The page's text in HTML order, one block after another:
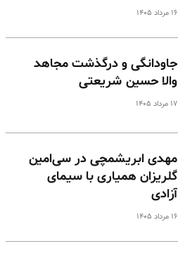
۱۶ مرداد ۱۴۰۵
جاودانگی و درگذشت مجاهد
والا حسین شریعتی
۱۷ مرداد ۱۴۰۵
مهدی ابریشمچی در سی‌امین
گلریزان همیاری با سیمای
آزادی
۱۶ مرداد ۱۴۰۵